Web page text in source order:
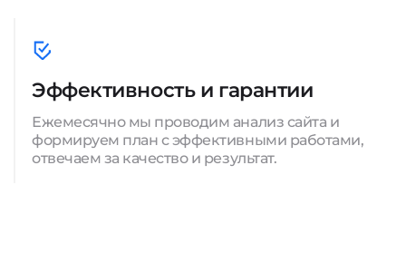
Эффективность и гарантии
Ежемесячно мы проводим анализ сайта и
формируем план с эффективными работами,
отвечаем за качество и результат.